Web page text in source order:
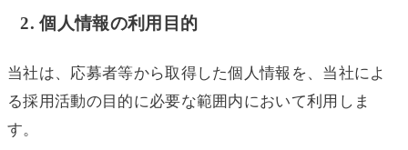
2. 個人情報の利用目的
当社は、応募者等から取得した個人情報を、当社によ
る採用活動の目的に必要な範囲内において利用しま
す。